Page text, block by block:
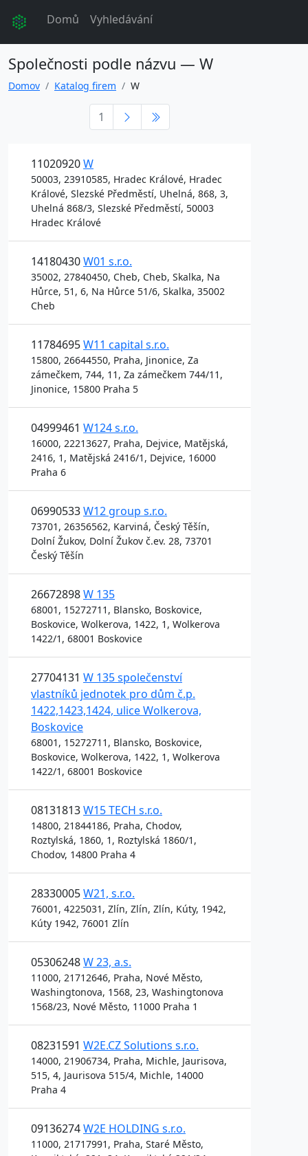
Domů Vyhledávání
Společnosti podle názvu — W
Domov Katalog firem W
1
11020920W
50003, 23910585, Hradec Králové, Hradec
Králové, Slezské Předměstí, Uhelná, 868, 3,
Uhelná 868/3, Slezské Předměstí, 50003
Hradec Králové
14180430W01 s.r.o.
35002, 27840450, Cheb, Cheb, Skalka, Na
Hůrce, 51, 6, Na Hůrce 51/6, Skalka, 35002
Cheb
11784695W11 capital s.r.o.
15800, 26644550, Praha, Jinonice, Za
zámečkem, 744, 11, Za zámečkem 744/11,
Jinonice, 15800 Praha 5
04999461 W124 s.r.o.
16000, 22213627, Praha, Dejvice, Matějská,
2416, 1, Matějská 2416/1, Dejvice, 16000
Praha 6
06990533W12 group s.r.o.
73701, 26356562, Karviná, Český Těšín,
Dolní Žukov, Dolní Žukov č.ev. 28, 73701
Český Těšín
26672898W 135
68001, 15272711, Blansko, Boskovice,
Boskovice, Wolkerova, 1422, 1, Wolkerova
1422/1, 68001 Boskovice
27704131 W 135 společenství
vlastníků jednotek pro dům č.p.
1422,1423,1424, ulice Wolkerova,
Boskovice
68001, 15272711, Blansko, Boskovice,
Boskovice, Wolkerova, 1422, 1, Wolkerova
1422/1, 68001 Boskovice
08131813W15 TECH s.r.o.
14800, 21844186, Praha, Chodov,
Roztylská, 1860, 1, Roztylská 1860/1,
Chodov, 14800 Praha 4
28330005W21, s.r.o.
76001, 4225031, Zlín, Zlín, Zlín, Kúty, 1942,
Kúty 1942, 76001 Zlín
05306248W 23, a.s.
11000, 21712646, Praha, Nové Město,
Washingtonova, 1568, 23, Washingtonova
1568/23, Nové Město, 11000 Praha 1
08231591 W2E.CZ Solutions s.r.o.
14000, 21906734, Praha, Michle, Jaurisova,
515, 4, Jaurisova 515/4, Michle, 14000
Praha 4
09136274W2E HOLDING s.r.o.
11000, 21717991, Praha, Staré Město,